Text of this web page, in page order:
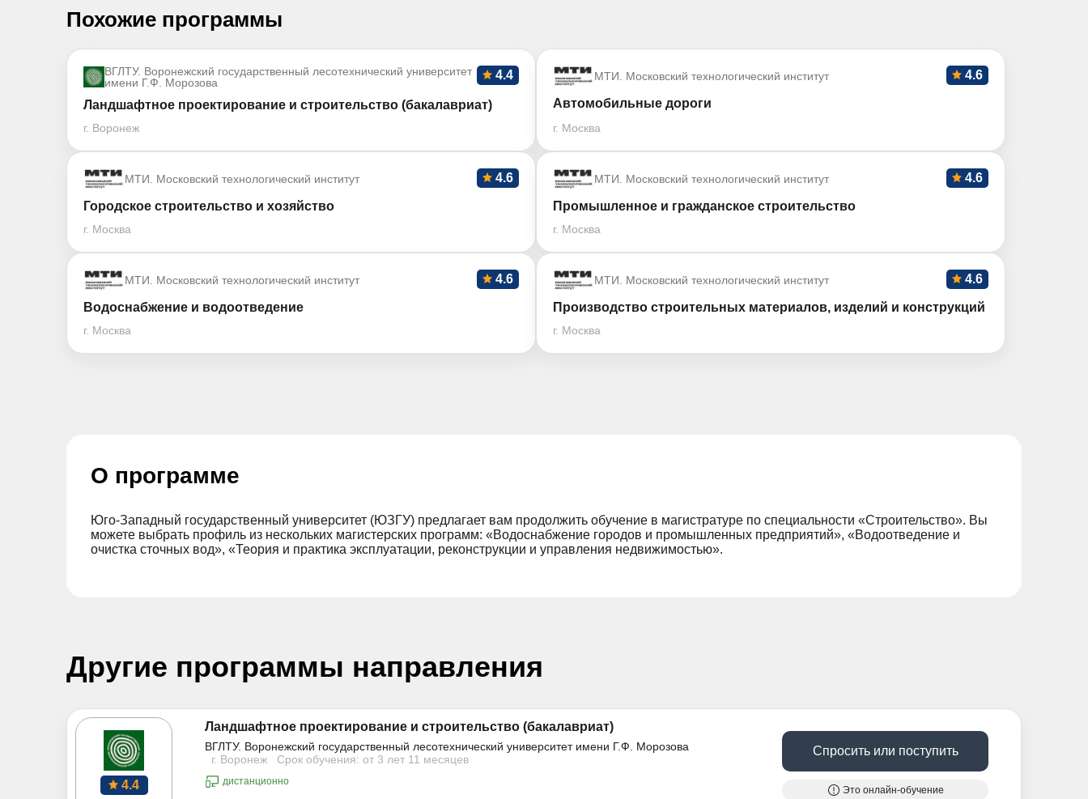
Похожие программы
ВГЛТУ. Воронежский государственный лесотехнический университет
имени Г.Ф. Морозова
4.4
Ландшафтное проектирование и строительство (бакалавриат)
г. Воронеж
МТИ. Московский технологический институт 4.6
Автомобильные дороги
г. Москва
МТИ. Московский технологический институт 4.6
Городское строительство и хозяйство
г. Москва
МТИ. Московский технологический институт 4.6
Промышленное и гражданское строительство
г. Москва
МТИ. Московский технологический институт 4.6
Водоснабжение и водоотведение
г. Москва
МТИ. Московский технологический институт 4.6
Производство строительных материалов, изделий и конструкций
г. Москва
О программе
Юго-Западный государственный университет (ЮЗГУ) предлагает вам продолжить обучение в магистратуре по специальности «Строительство». Вы
можете выбрать профиль из нескольких магистерских программ: «Водоснабжение городов и промышленных предприятий», «Водоотведение и
очистка сточных вод», «Теория и практика эксплуатации, реконструкции и управления недвижимостью».
Другие программы направления
4.4
Ландшафтное проектирование и строительство (бакалавриат)
ВГЛТУ. Воронежский государственный лесотехнический университет имени Г.Ф. Морозова
г. Воронеж
Срок обучения: от 3 лет 11 месяцев
дистанционно
Спросить или поступить
Это онлайн-обучение